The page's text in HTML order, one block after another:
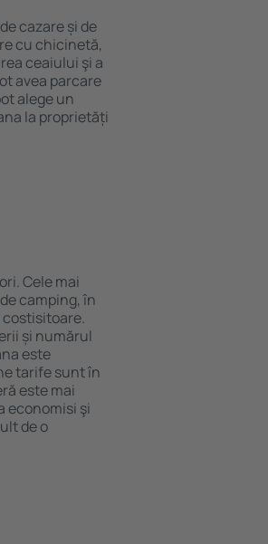
cazare și de
cu chicinetă,
ceaiului şi a
avea parcare
alege un
la proprietăți
Cele mai
camping, în
și numărul
este
tarife sunt în
este mai
economisi şi
de o